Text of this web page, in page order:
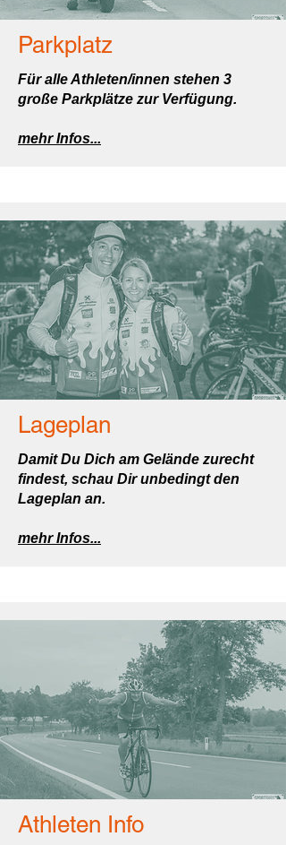
Parkplatz
Für alle Athleten/innen stehen 3
große Parkplätze zur Verfügung.
mehr Infos...
Lageplan
Damit Du Dich am Gelände zurecht
findest, schau Dir unbedingt den
Lageplan an.
mehr Infos...
Athleten Info